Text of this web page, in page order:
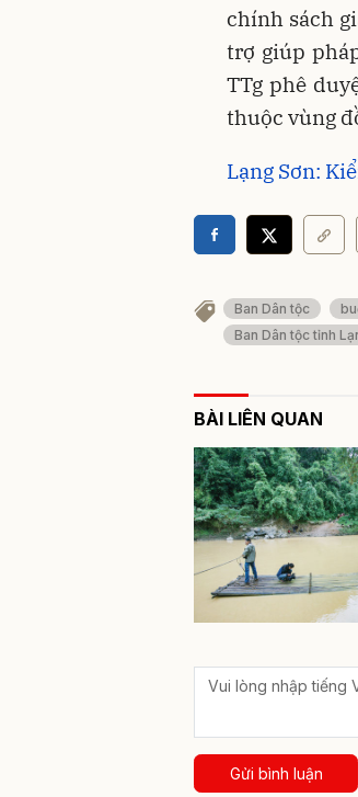
chính sách
trợ giúp
TTg phê
thuộc vùng
Lạng Sơn:
Ban Dân tộc
Ban Dân tộc tỉnh
BÀI LIÊN QUAN
Gửi bình luận